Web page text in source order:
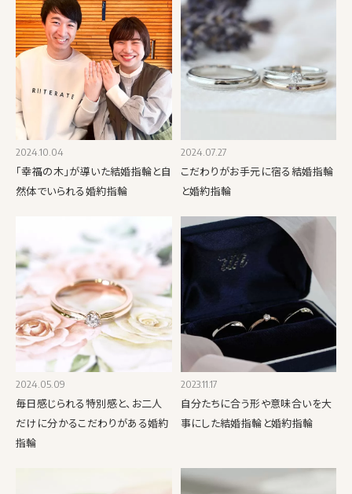
2024.10.04
「幸福の木」が導いた結婚指輪と自
然体でいられる婚約指輪
2024.07.27
こだわりがお手元に宿る結婚指輪
と婚約指輪
2024.05.09
毎日感じられる特別感と、お二人
だけに分かるこだわりがある婚約
指輪
2023.11.17
自分たちに合う形や意味合いを大
事にした結婚指輪と婚約指輪